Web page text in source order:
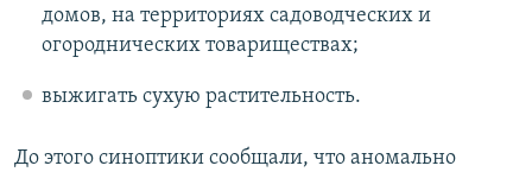
домов, на территориях садоводческих и
огороднических товариществах;
выжигать сухую растительность.
До этого синоптики сообщали, что аномально